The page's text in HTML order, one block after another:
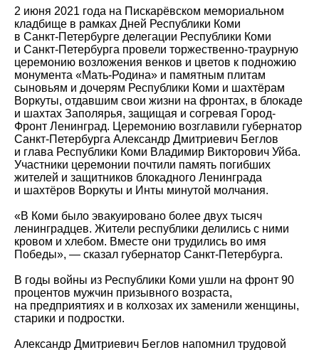
2 июня 2021 года на Пискарёвском мемориальном
кладбище в рамках Дней Республики Коми
в Санкт‑Петербурге делегации Республики Коми
и Санкт-Петербурга провели торжественно-траурную
церемонию возложения венков и цветов к подножию
монумента «Мать-Родина» и памятным плитам
сыновьям и дочерям Республики Коми и шахтёрам
Воркуты, отдавшим свои жизни на фронтах, в блокаде
и шахтах Заполярья, защищая и согревая Город-
Фронт Ленинград. Церемонию возглавили губернатор
Санкт‑Петербурга Александр Дмитриевич Беглов
и глава Республики Коми Владимир Викторович Уйба.
Участники церемонии почтили память погибших
жителей и защитников блокадного Ленинграда
и шахтёров Воркуты и Инты минутой молчания.
«В Коми было эвакуировано более двух тысяч
ленинградцев. Жители республики делились с ними
кровом и хлебом. Вместе они трудились во имя
Победы», — сказал губернатор Санкт-Петербурга.
В годы войны из Республики Коми ушли на фронт 90
процентов мужчин призывного возраста,
на предприятиях и в колхозах их заменили женщины,
старики и подростки.
Александр Дмитриевич Беглов напомнил трудовой